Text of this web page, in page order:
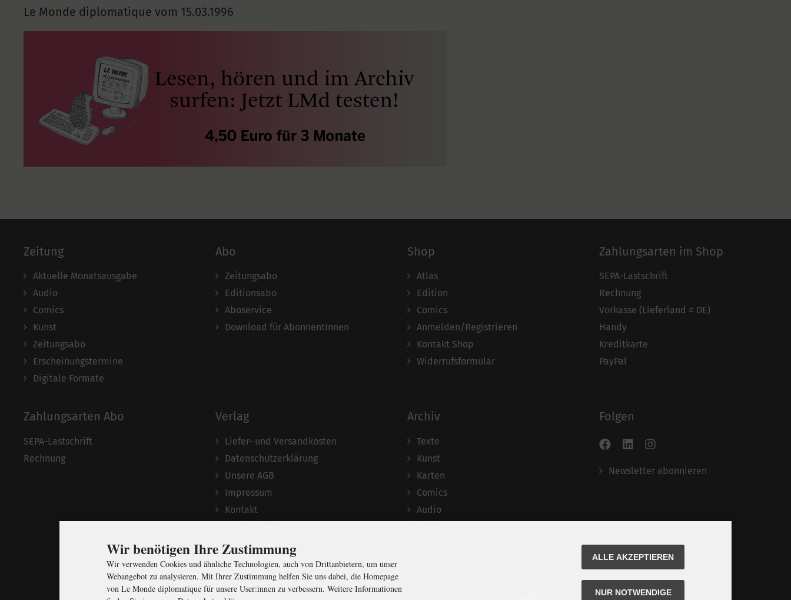
Le Monde diplomatique vom 15.03.1996
Zeitung
Aktuelle Monatsausgabe
Audio
Comics
Kunst
Zeitungsabo
Erscheinungstermine
Digitale Formate
Abo
Zeitungsabo
Editionsabo
Aboservice
Download für AbonnentInnen
Shop
Atlas
Edition
Comics
Anmelden/Registrieren
Kontakt Shop
Widerrufsformular
Zahlungsarten im Shop
SEPA-Lastschrift
Rechnung
Vorkasse (Lieferland ≠ DE)
Handy
Kreditkarte
PayPal
Zahlungsarten Abo
SEPA-Lastschrift
Rechnung
Verlag
Liefer- und Versandkosten
Datenschutzerklärung
Unsere AGB
Impressum
Kontakt
Mediadaten
Über uns
Archiv
Texte
Kunst
Karten
Comics
Audio
Folgen
Newsletter abonnieren
Wir benötigen Ihre Zustimmung
Wir verwenden Cookies und ähnliche Technologien, auch von Drittanbietern, um unser
Webangebot zu analysieren. Mit Ihrer Zustimmung helfen Sie uns dabei, die Homepage
von Le Monde diplomatique für unsere User:innen zu verbessern. Weitere Informationen
ALLE AKZEPTIEREN
NUR NOTWENDIGE